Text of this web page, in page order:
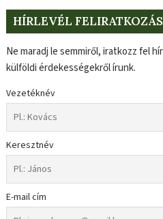
HÍRLEVÉL FELIRATKOZÁS
Ne maradj le semmiről, iratkozz fel
külföldi érdekességekről írunk.
Vezetéknév
Keresztnév
E-mail cím